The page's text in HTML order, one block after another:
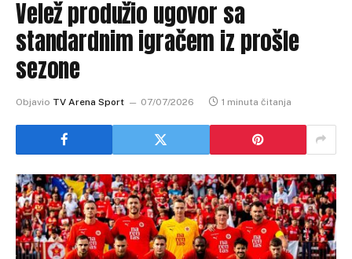
Velež produžio ugovor sa
standardnim igračem iz prošle
sezone
Objavio TV Arena Sport 07/07/2026 1 minuta čitanja